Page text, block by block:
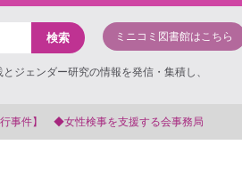
ミニコミ図書館はこちら
ジェンダー研究の情報を発信・集積し、
務局